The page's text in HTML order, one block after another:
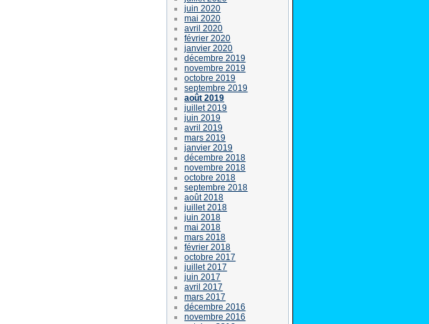
juin 2020
mai 2020
avril 2020
février 2020
janvier 2020
décembre 2019
novembre 2019
octobre 2019
septembre 2019
août 2019
juillet 2019
juin 2019
avril 2019
mars 2019
janvier 2019
décembre 2018
novembre 2018
octobre 2018
septembre 2018
août 2018
juillet 2018
juin 2018
mai 2018
mars 2018
février 2018
octobre 2017
juillet 2017
juin 2017
avril 2017
mars 2017
décembre 2016
novembre 2016